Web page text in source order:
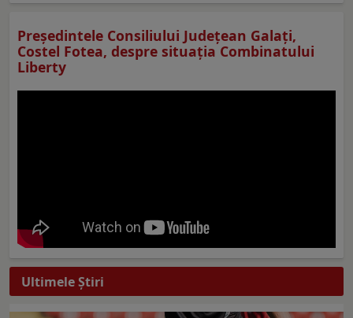
Preşedintele Consiliului Judeţean Galaţi,
Costel Fotea, despre situaţia Combinatului
Liberty
Ultimele Ştiri